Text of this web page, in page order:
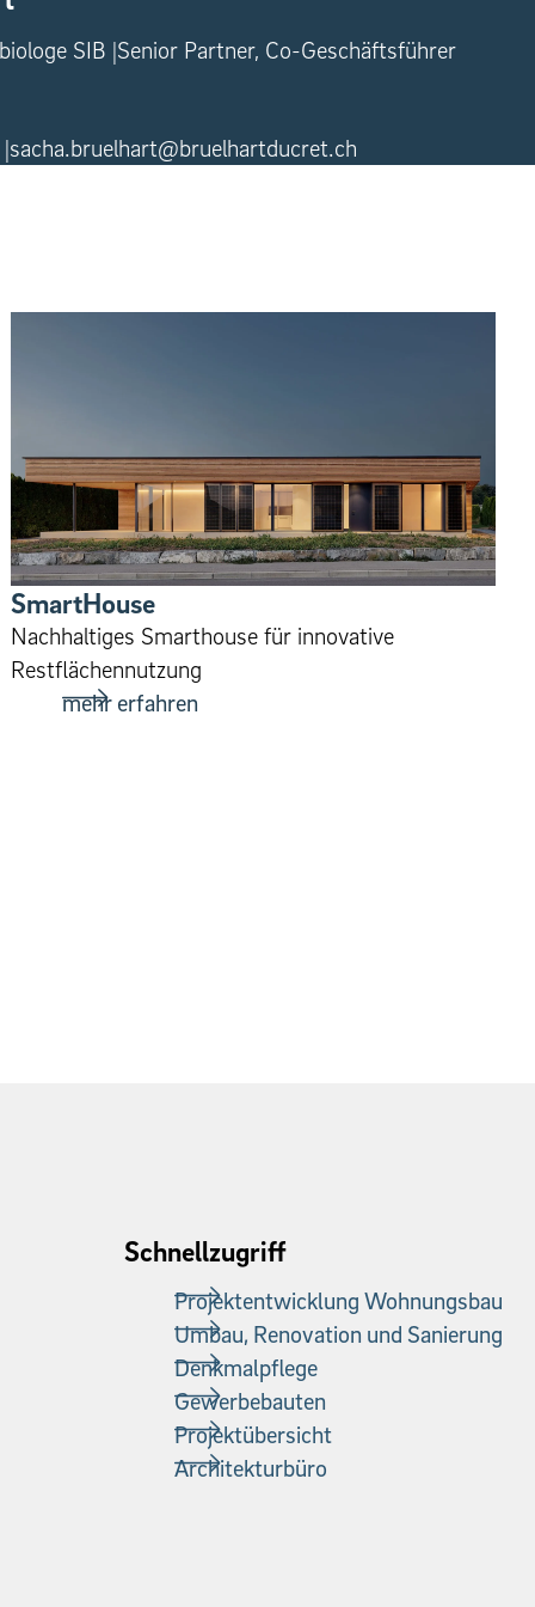
SIB Senior Partner, Co-Geschäftsführer
sacha.bruelhart@bruelhartducret.ch
Smar­t­House
Nach­haltiges Smar­t­house für inno­v­a­tive
Restflächennutzung
mehr erfahren
Schnellzugriff
Projektentwicklung Wohnungsbau
Umbau, Renovation und Sanierung
Denkmalpflege
Gewerbebauten
Projektübersicht
Architekturbüro